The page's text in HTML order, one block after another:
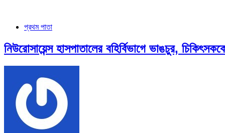
প্রথম পাতা
নিউরোসায়েন্স হাসপাতালের বহির্বিভাগে ভাঙচুর,